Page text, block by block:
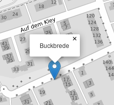
Buckbrede
×